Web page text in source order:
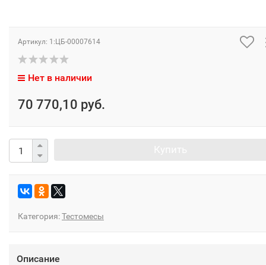
Артикул: 1:ЦБ-00007614
Нет в наличии
70 770,10 руб.
Категория:Тестомесы
Описание